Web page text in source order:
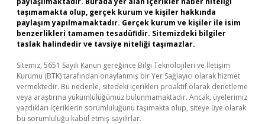
taşımamakta olup, gerçek kurum ve kişiler hakkında
paylaşım yapılmamaktadır. Gerçek kurum ve kişiler ile isim
benzerlikleri tamamen tesadüfidir. Sitemizdeki bilgiler
taslak halindedir ve tavsiye niteliği taşımazlar.
Sitemiz, 5651 Sayılı Kanun gereğince Bilgi Teknolojileri ve İletişim
Kurumu (BTK) tarafından onaylanmış bir Yer Sağlayıcı olarak hizmet
vermektedir. Bu nedenle, sitedeki içerikleri proaktif olarak denetleme
veya araştırma yükümlülüğümüz bulunmamaktadır. Ancak, üyelerimiz
yazdıkları içeriklerin sorumluluğunu taşımakta olup, siteye üye olarak
bu sorumluluğu kabul etmiş sayılırlar.